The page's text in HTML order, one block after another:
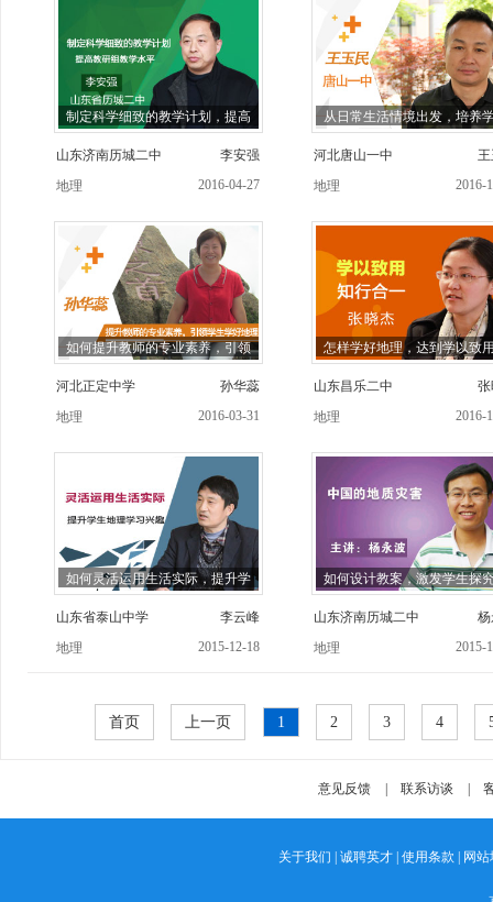
制定科学细致的教学计划，提高
山东济南历城二中
李安强
地理
2016-04-27
从日常生活情境出发，培养
河北唐山一中
地理
2016-
如何提升教师的专业素养，引领
河北正定中学
孙华蕊
地理
2016-03-31
怎样学好地理，达到学以致
山东昌乐二中
张
地理
2016-
如何灵活运用生活实际，提升学
山东省泰山中学
李云峰
地理
2015-12-18
如何设计教案，激发学生探
山东济南历城二中
杨
地理
2015-
首页 上一页 1 2 3 4
意见反馈 联系访谈
关于我们 诚聘英才 使用条款 网